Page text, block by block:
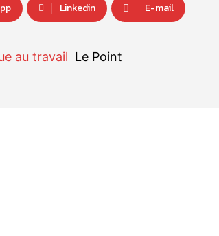
Linkedin E-mail
au travail Le Point